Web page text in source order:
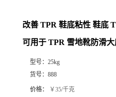
改善 TPR 鞋底粘性 鞋底
可用于 TPR 雪地靴防滑大
型号： 25kg
货号： 888
价格： ￥35/千克